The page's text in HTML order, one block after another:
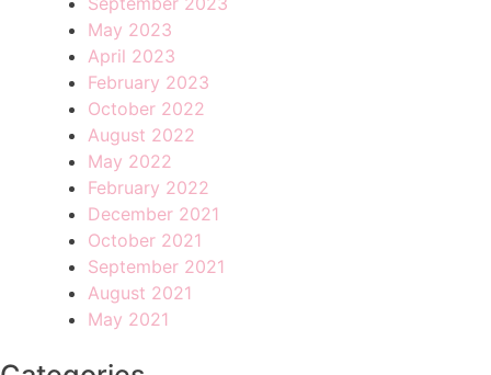
May 2023
April 2023
February 2023
October 2022
August 2022
May 2022
February 2022
December 2021
October 2021
September 2021
August 2021
May 2021